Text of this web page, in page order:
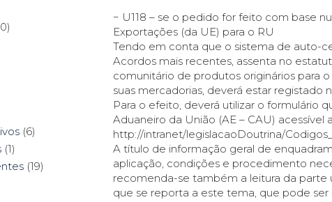
− U118 – se o pedido for feito com base
Exportações (da UE) para o RU
Tendo em conta que o sistema de auto-
Acordos mais recentes, assenta no
comunitário de produtos originários para
suas mercadorias, deverá estar registado
Para o efeito, deverá utilizar o formulário
Aduaneiro da União (AE – CAU)
http://intranet/legislacaoDoutrina/
A título de informação geral de
aplicação, condições e procedimento
recomenda-se também a leitura da parte
que se reporta a este tema, que pode
(6)
(1)
(19)